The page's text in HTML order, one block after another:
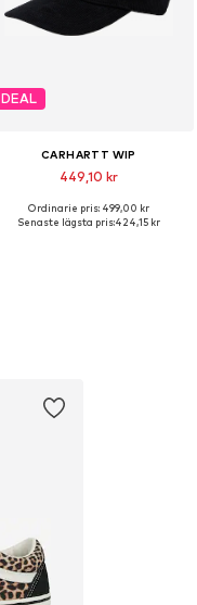
DEAL
CARHARTT WIP
449,10 kr
Tillgängliga storlekar: 55-60
Ordinarie pris: 499,00 kr
Senaste lägsta pris:424,15 kr